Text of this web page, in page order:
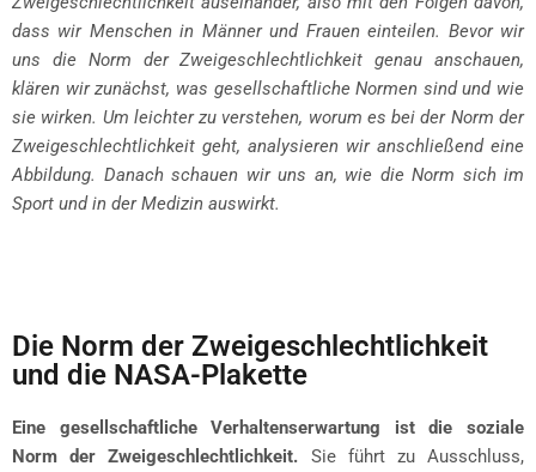
dass wir Menschen in Männer und Frauen einteilen. Bevor wir
uns die Norm der Zweigeschlechtlichkeit genau anschauen,
klären wir zunächst, was gesellschaftliche Normen sind und wie
sie wirken. Um leichter zu verstehen, worum es bei der Norm der
Zweigeschlechtlichkeit geht, analysieren wir anschließend eine
Abbildung. Danach schauen wir uns an, wie die Norm sich im
Sport und in der Medizin auswirkt.
Die Norm der Zweigeschlechtlichkeit
und die NASA-Plakette
Eine gesellschaftliche Verhaltenserwartung ist die soziale
Norm der Zweigeschlechtlichkeit. Sie führt zu Ausschluss,